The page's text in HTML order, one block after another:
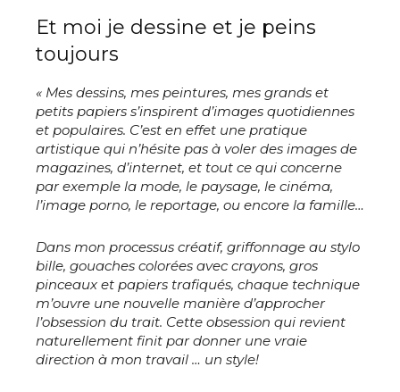
Et moi je dessine et je peins
toujours
« Mes dessins, mes peintures, mes grands et
petits papiers s’inspirent d’images quotidiennes
et populaires. C’est en effet une pratique
artistique qui n’hésite pas à voler des images de
magazines, d’internet, et tout ce qui concerne
par exemple la mode, le paysage, le cinéma,
l’image porno, le reportage, ou encore la famille…
Dans mon processus créatif, griffonnage au stylo
bille, gouaches colorées avec crayons, gros
pinceaux et papiers trafiqués, chaque technique
m’ouvre une nouvelle manière d’approcher
l’obsession du trait. Cette obsession qui revient
naturellement finit par donner une vraie
direction à mon travail … un style!